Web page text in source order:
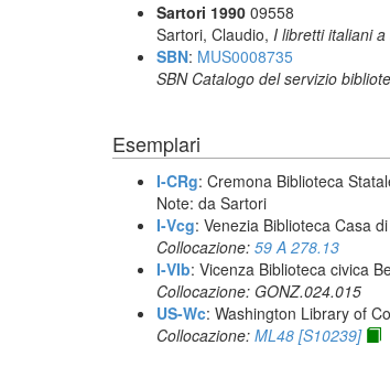
Sartori 1990 09558
Sartori, Claudio, I libretti italiani
SBN: MUS0008735
SBN Catalogo del servizio
Esemplari
I-CRg: Cremona Biblioteca
Note: da Sartori
I-Vcg: Venezia Biblioteca Casa
Collocazione: 59 A 278.13
I-VIb: Vicenza Biblioteca civica
Collocazione: GONZ.024.015
US-Wc: Washington Library of
Collocazione: ML48 [S10239]